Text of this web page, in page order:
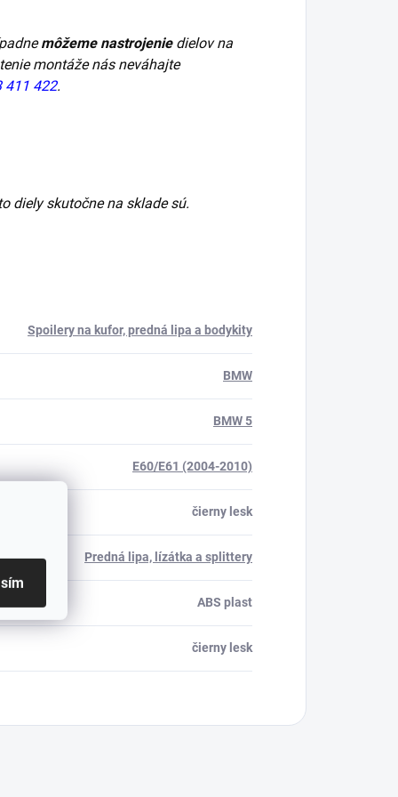
môžeme nastrojenie dielov na
montáže nás neváhajte
411 422.
diely skutočne na sklade sú.
Spoilery na kufor, predná lipa a bodykity
BMW
BMW 5
E60/E61 (2004-2010)
čierny lesk
Predná lipa, lízátka a splittery
ABS plast
čierny lesk